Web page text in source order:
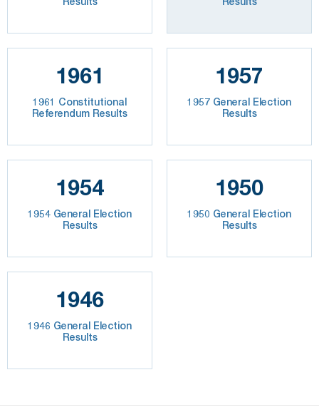
1961
1961 Constitutional
Referendum Results
1957
1957 General Election
Results
1954
1954 General Election
Results
1950
1950 General Election
Results
1946
1946 General Election
Results